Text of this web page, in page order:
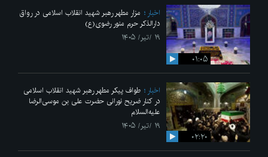
۰۱:۰۵
اخبار
مزار مطهر رهبر شهید انقلاب اسلامی در رواق
دارالذکر حرم منور رضوی(ع)
۱۹ /تیر/ ۱۴۰۵
۰۲:۲۰
اخبار
طواف پیکر مطهر رهبر شهید انقلاب اسلامی
در کنار ضریح نورانی حضرت علی‌ بن موسی‌الرضا
علیه‌السلام
۱۹ /تیر/ ۱۴۰۵